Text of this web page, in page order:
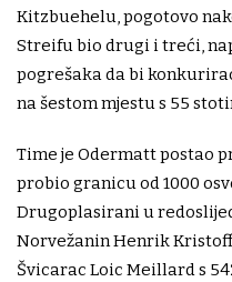
Kitzbuehelu, pogotovo
Streifu bio drugi i treći,
pogrešaka da bi
na šestom mjestu s 55
Time je Odermatt postao
probio granicu od 1000
Drugoplasirani u
Norvežanin Henrik
Švicarac Loic Meillard s